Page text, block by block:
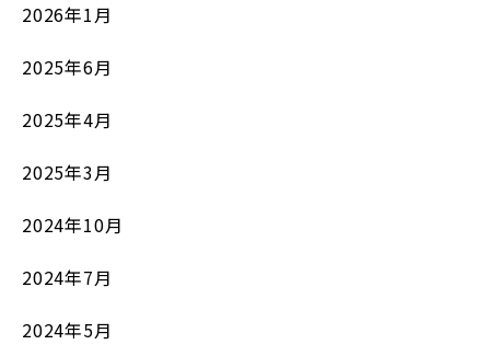
2026年1月
2025年6月
2025年4月
2025年3月
2024年10月
2024年7月
2024年5月